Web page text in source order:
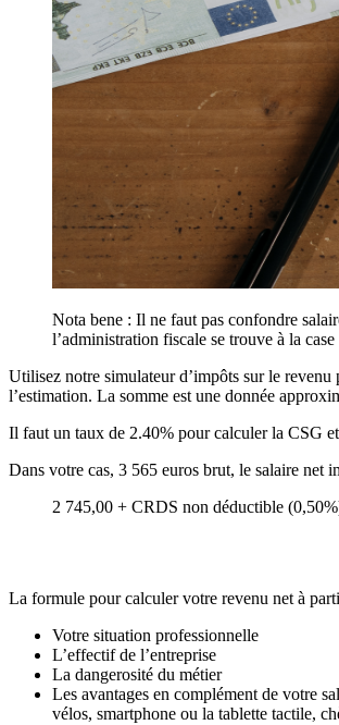
Nota bene : Il ne faut pas confondre
l’administration fiscale se trouve à la
Utilisez notre simulateur d’impôts sur le
l’estimation. La somme est une donnée
Il faut un taux de 2.40% pour calculer la CSG
Dans votre cas, 3 565 euros brut, le salaire net
2 745,00 + CRDS non déductible
La formule pour calculer votre revenu net à
Votre situation professionnelle
L’effectif de l’entreprise
La dangerosité du métier
Les avantages en complément de votre
vélos, smartphone ou la tablette tactile,